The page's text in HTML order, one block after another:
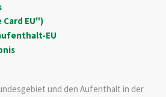
Card EU")
EU
und den Aufenthalt in der